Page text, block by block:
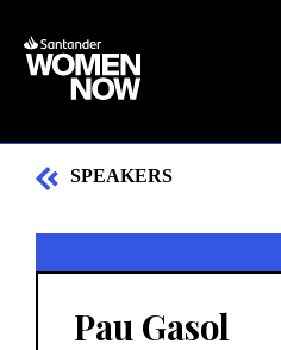
SPEAKERS
Pau Gasol